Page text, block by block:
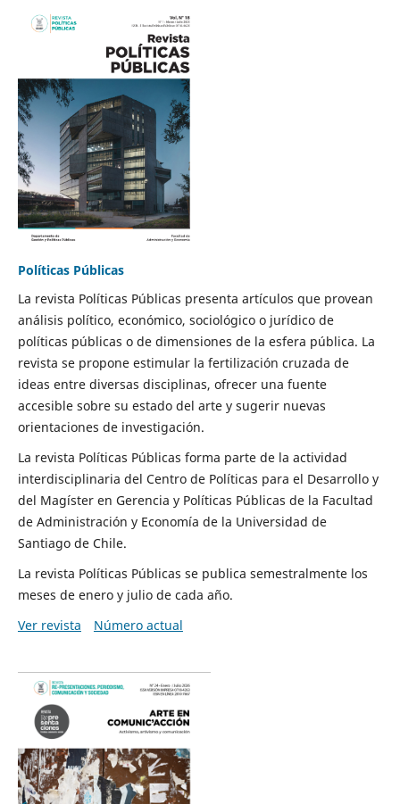
Políticas Públicas
La revista Políticas Públicas presenta artículos que provean
análisis político, económico, sociológico o jurídico de
políticas públicas o de dimensiones de la esfera pública. La
revista se propone estimular la fertilización cruzada de
ideas entre diversas disciplinas, ofrecer una fuente
accesible sobre su estado del arte y sugerir nuevas
orientaciones de investigación.
La revista Políticas Públicas forma parte de la actividad
interdisciplinaria del Centro de Políticas para el Desarrollo y
del Magíster en Gerencia y Políticas Públicas de la Facultad
de Administración y Economía de la Universidad de
Santiago de Chile.
La revista Políticas Públicas se publica semestralmente los
meses de enero y julio de cada año.
Ver revista
Número actual